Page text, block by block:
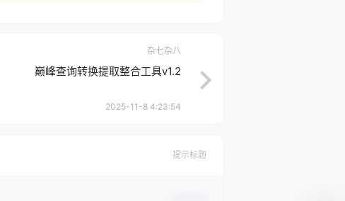
杂七杂八
巅峰查询转换提取整合工具v1.2
2025-11-8 4:23:54
提示标题